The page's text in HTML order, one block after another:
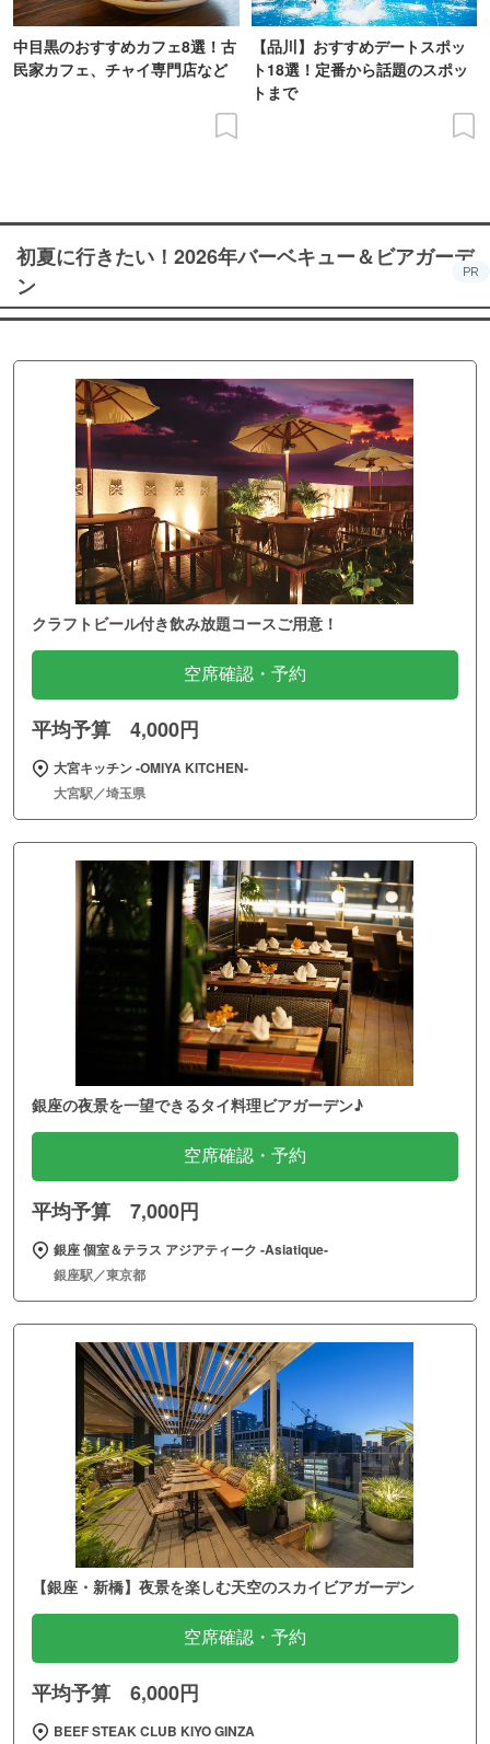
中目黒のおすすめカフェ8選！古
民家カフェ、チャイ専門店など
【品川】おすすめデートスポッ
ト18選！定番から話題のスポッ
トまで
初夏に行きたい！2026年バーベキュー＆ビアガーデ
ン
PR
クラフトビール付き飲み放題コースご用意！
空席確認・予約
平均予算 4,000円
大宮キッチン ‐OMIYA KITCHEN‐
大宮駅／埼玉県
銀座の夜景を一望できるタイ料理ビアガーデン♪
空席確認・予約
平均予算 7,000円
銀座 個室＆テラス アジアティーク ‐Asiatique‐
銀座駅／東京都
【銀座・新橋】夜景を楽しむ天空のスカイビアガーデン
空席確認・予約
平均予算 6,000円
BEEF STEAK CLUB KIYO GINZA